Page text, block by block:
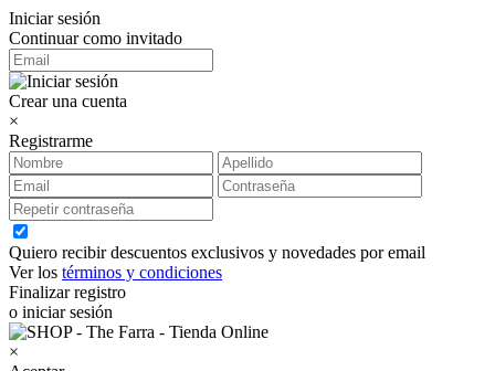
Iniciar sesión
Continuar como invitado
Crear una cuenta
×
Registrarme
Quiero recibir descuentos exclusivos y novedades por email
Ver los términos y condiciones
Finalizar registro
o iniciar sesión
×